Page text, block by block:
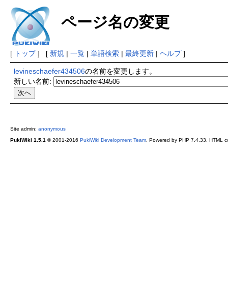
ページ名の変更
[ トップ] [ 新規 | 一覧| 単語検索| 最終更新| ヘルプ]
levineschaefer434506の名前を変更します。
新しい名前:
Site admin: anonymous
PukiWiki 1.5.1 © 2001-2016 PukiWiki Development Team. Powered by PHP 7.4.33. HTML